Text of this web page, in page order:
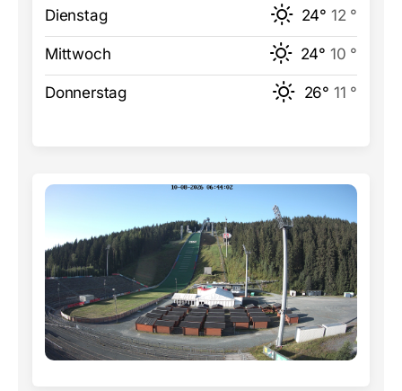
Dienstag 24° 12 °
Mittwoch 24° 10 °
Donnerstag 26° 11 °